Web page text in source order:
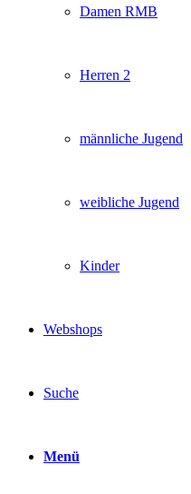
Damen RMB
Herren 2
männliche Jugend
weibliche Jugend
Kinder
Webshops
Suche
Menü